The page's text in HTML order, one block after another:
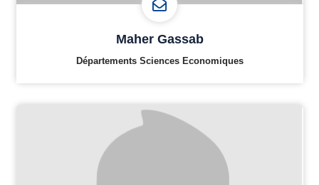
Maher Gassab
Départements Sciences Economiques